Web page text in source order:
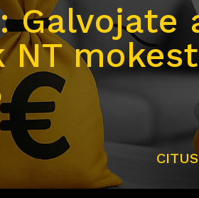
Galvojate
NT
CITUS